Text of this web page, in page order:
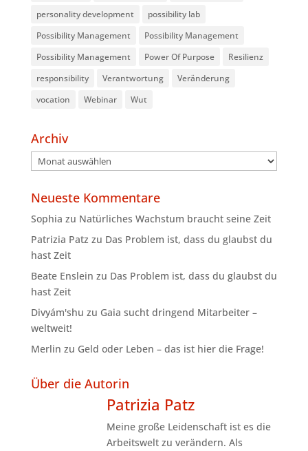
personality development
possibility lab
Possibility Management
Possibility Management
Possibility Management
Power Of Purpose
Resilienz
responsibility
Verantwortung
Veränderung
vocation
Webinar Wut
Archiv
Archiv
Neueste Kommentare
Sophia zu Natürliches Wachstum braucht seine Zeit
Patrizia Patz zu Das Problem ist, dass du glaubst du
hast Zeit
Beate Enslein zu Das Problem ist, dass du glaubst du
hast Zeit
Divyám'shu zu Gaia sucht dringend Mitarbeiter –
weltweit!
Merlin zu Geld oder Leben – das ist hier die Frage!
Über die Autorin
Patrizia Patz
Meine große Leidenschaft ist es die
Arbeitswelt zu verändern. Als